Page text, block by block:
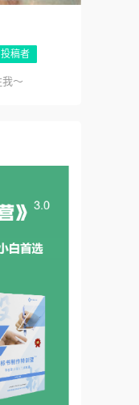
投稿者
～